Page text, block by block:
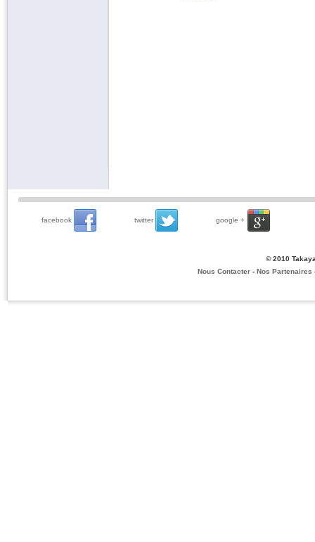
facebook twitter google +
© 2010
Nous Contacter - Nos Partenaires